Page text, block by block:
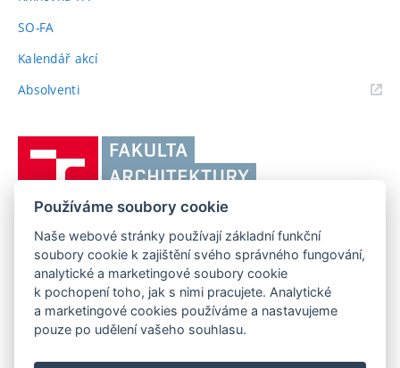
SO-FA
Kalendář akcí
Absolventi(externí
Brně,
Fakulta
architektury
FAKULTA ARCHITEKTURY VUT V BRNĚ
Poříčí 273/5, 639 00 Brno
Telefon: 54114 6600
www.fa.vutbr.cz
info@fa.vutbr.cz
Používáme soubory cookie
Naše webové stránky používají základní funkční
soubory cookie k zajištění svého správného fungování,
analytické a marketingové soubory cookie
k pochopení toho, jak s nimi pracujete. Analytické
a marketingové cookies používáme a nastavujeme
pouze po udělení vašeho souhlasu.